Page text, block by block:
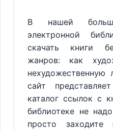
В нашей
электронной
скачать книги
жанров: как
нехудожественную
сайт
каталог ссылок с
библиотеке не
просто